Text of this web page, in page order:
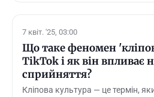
7 квіт. '25, 03:00
Що таке феномен
TikTok і як він впливає
сприйняття?
Кліпова культура — це термін,